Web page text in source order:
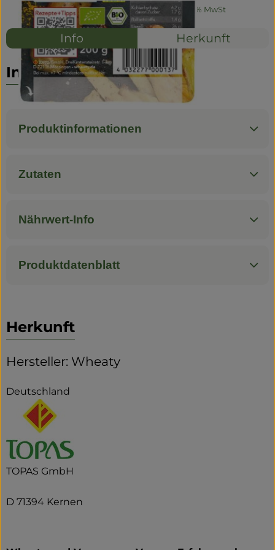
#10592 4,49 €/ 200g 22,45 € / kg 7% MwSt
Info Herkunft
Info
Produktinformationen
Zutaten
Nährwert-Info
Produktdatenblatt
Herkunft
Hersteller: Wheaty
Deutschland
TOPAS GmbH
D 71394 Kernen